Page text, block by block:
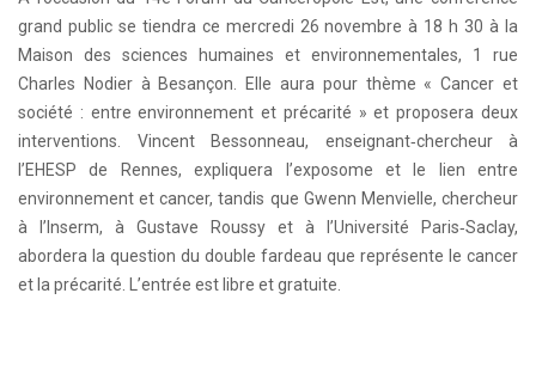
grand public se tiendra ce mercredi 26 novembre à 18 h 30 à la
Maison des sciences humaines et environnementales, 1 rue
Charles Nodier à Besançon. Elle aura pour thème « Cancer et
société : entre environnement et précarité » et proposera deux
interventions. Vincent Bessonneau, enseignant‑chercheur à
l’EHESP de Rennes, expliquera l’exposome et le lien entre
environnement et cancer, tandis que Gwenn Menvielle, chercheur
à l’Inserm, à Gustave Roussy et à l’Université Paris‑Saclay,
abordera la question du double fardeau que représente le cancer
et la précarité. L’entrée est libre et gratuite.